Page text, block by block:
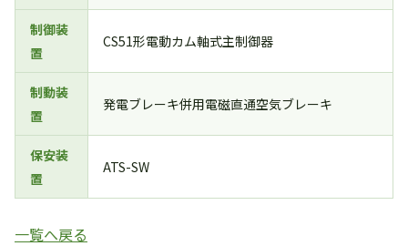
制御装
置
CS51形電動カム軸式主制御器
制動装
置
発電ブレーキ併用電磁直通空気ブレーキ
保安装
置
ATS-SW
一覧へ戻る